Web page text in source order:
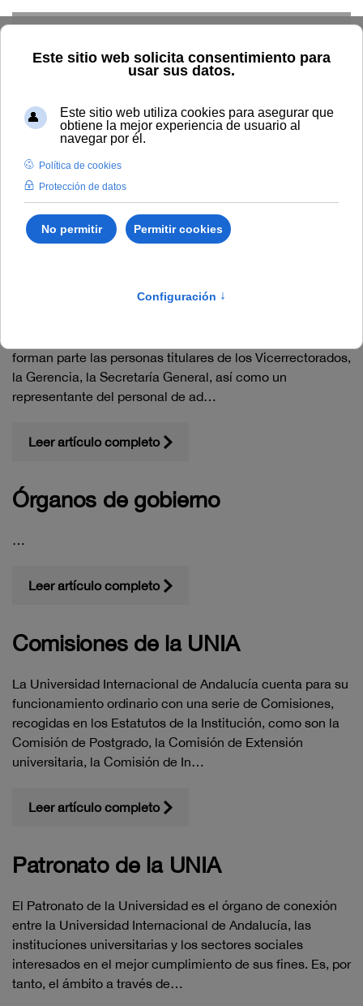
Inicio Portal de transparencia
Listado de artículos en
"Portal de transparencia"
forman parte las personas titulares de los Vicerrectorados,
la Gerencia, la Secretaría General, así como un
representante del personal de ad…
Leer artículo completo
Órganos de gobierno
…
Leer artículo completo
Comisiones de la UNIA
La Universidad Internacional de Andalucía cuenta para su
funcionamiento ordinario con una serie de Comisiones,
recogidas en los Estatutos de la Institución, como son la
Comisión de Postgrado, la Comisión de Extensión
universitaria, la Comisión de In…
Leer artículo completo
Patronato de la UNIA
El Patronato de la Universidad es el órgano de conexión
entre la Universidad Internacional de Andalucía, las
instituciones universitarias y los sectores sociales
interesados en el mejor cumplimiento de sus fines. Es, por
tanto, el ámbito a través de…